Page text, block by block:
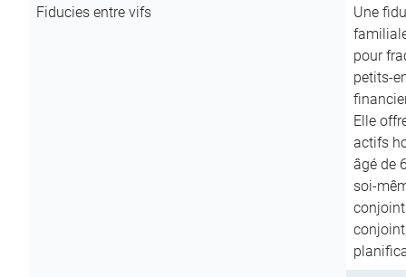
Fiducies entre vifs
Une
pour
petits-
Elle
actifs
âgé de
soi-